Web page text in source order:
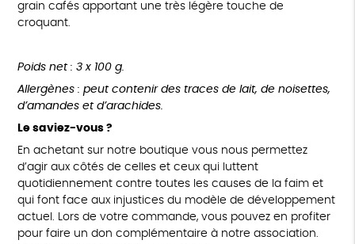
grain cafés apportant une très légère touche de
croquant.
Poids net : 3 x 100 g.
Allergènes : peut contenir des traces de lait, de noisettes,
d’amandes et d’arachides.
Le saviez-vous ?
En achetant sur notre boutique vous nous permettez
d’agir aux côtés de celles et ceux qui luttent
quotidiennement contre toutes les causes de la faim et
qui font face aux injustices du modèle de développement
actuel. Lors de votre commande, vous pouvez en profiter
pour faire un don complémentaire à notre association.